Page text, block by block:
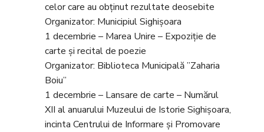
celor care au obținut rezultate deosebite
Organizator: Municipiul Sighișoara
1 decembrie – Marea Unire – Expoziție de
carte și recital de poezie
Organizator: Biblioteca Municipală ”Zaharia
Boiu”
1 decembrie – Lansare de carte – Numărul
XII al anuarului Muzeului de Istorie Sighișoara,
incinta Centrului de Informare și Promovare